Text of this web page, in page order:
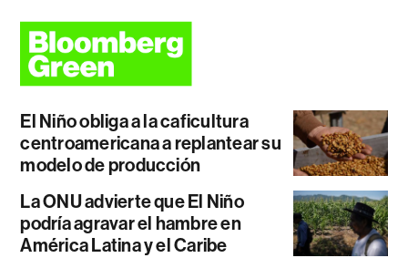
El Niño obliga a la caficultura
centroamericana a replantear su
modelo de producción
La ONU advierte que El Niño
podría agravar el hambre en
América Latina y el Caribe